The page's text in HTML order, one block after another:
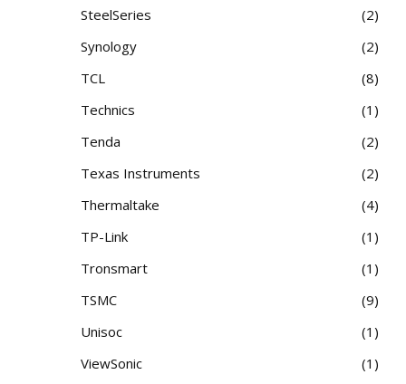
SteelSeries
2
Synology
2
TCL
8
Technics
1
Tenda
2
Texas Instruments
2
Thermaltake
4
TP-Link
1
Tronsmart
1
TSMC
9
Unisoc
1
ViewSonic
1